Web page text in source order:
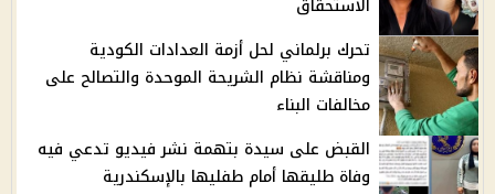
الاستحقاق
تحرك برلماني لحل أزمة العدادات الكودية
ومناقشة نظام الشريحة الموحدة والتصالح على
مخالفات البناء
القبض على سيدة بتهمة نشر فيديو تدعي فيه
وفاة طليقها أمام طفليها بالإسكندرية